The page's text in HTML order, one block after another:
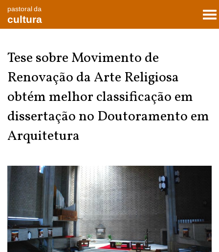
pastoral da
cultura
Tese sobre Movimento de
Renovação da Arte Religiosa
obtém melhor classificação em
dissertação no Doutoramento em
Arquitetura